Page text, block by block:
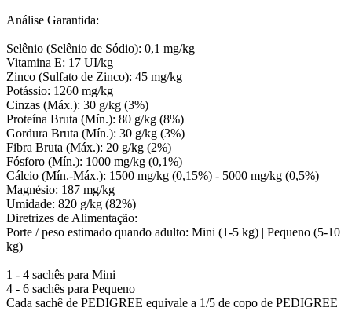
Análise Garantida:
Selênio (Selênio de Sódio): 0,1 mg/kg
Vitamina E: 17 UI/kg
Zinco (Sulfato de Zinco): 45 mg/kg
Potássio: 1260 mg/kg
Cinzas (Máx.): 30 g/kg (3%)
Proteína Bruta (Mín.): 80 g/kg (8%)
Gordura Bruta (Mín.): 30 g/kg (3%)
Fibra Bruta (Máx.): 20 g/kg (2%)
Fósforo (Mín.): 1000 mg/kg (0,1%)
Cálcio (Mín.-Máx.): 1500 mg/kg (0,15%) - 5000 mg/kg (0,5%)
Magnésio: 187 mg/kg
Umidade: 820 g/kg (82%)
Diretrizes de Alimentação:
Porte / peso estimado quando adulto: Mini (1-5 kg) | Pequeno (5-10
kg)
1 - 4 sachês para Mini
4 - 6 sachês para Pequeno
Cada sachê de PEDIGREE equivale a 1/5 de copo de PEDIGREE